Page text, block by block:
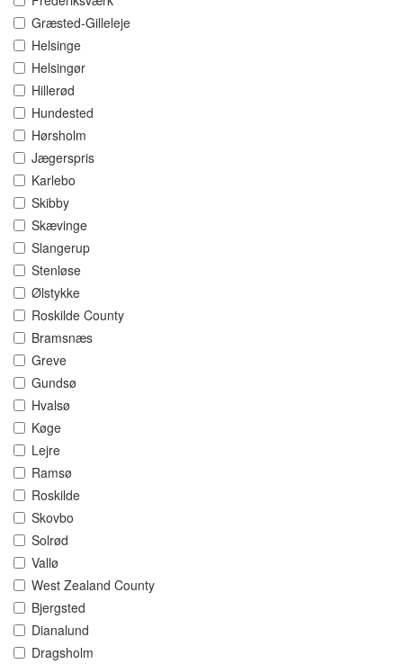
Græsted-Gilleleje
Helsinge
Helsingør
Hillerød
Hundested
Hørsholm
Jægerspris
Karlebo
Skibby
Skævinge
Slangerup
Stenløse
Ølstykke
Roskilde County
Bramsnæs
Greve
Gundsø
Hvalsø
Køge
Lejre
Ramsø
Roskilde
Skovbo
Solrød
Vallø
West Zealand County
Bjergsted
Dianalund
Dragsholm